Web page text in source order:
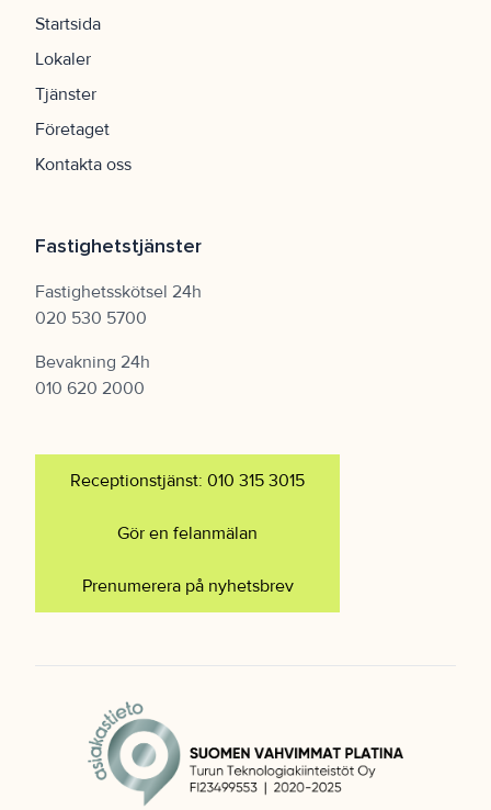
Startsida
Lokaler
Tjänster
Företaget
Kontakta oss
Fastighetstjänster
Fastighetsskötsel 24h
020 530 5700
Bevakning 24h
010 620 2000
Receptionstjänst: 010 315 3015
Gör en felanmälan
Prenumerera på nyhetsbrev